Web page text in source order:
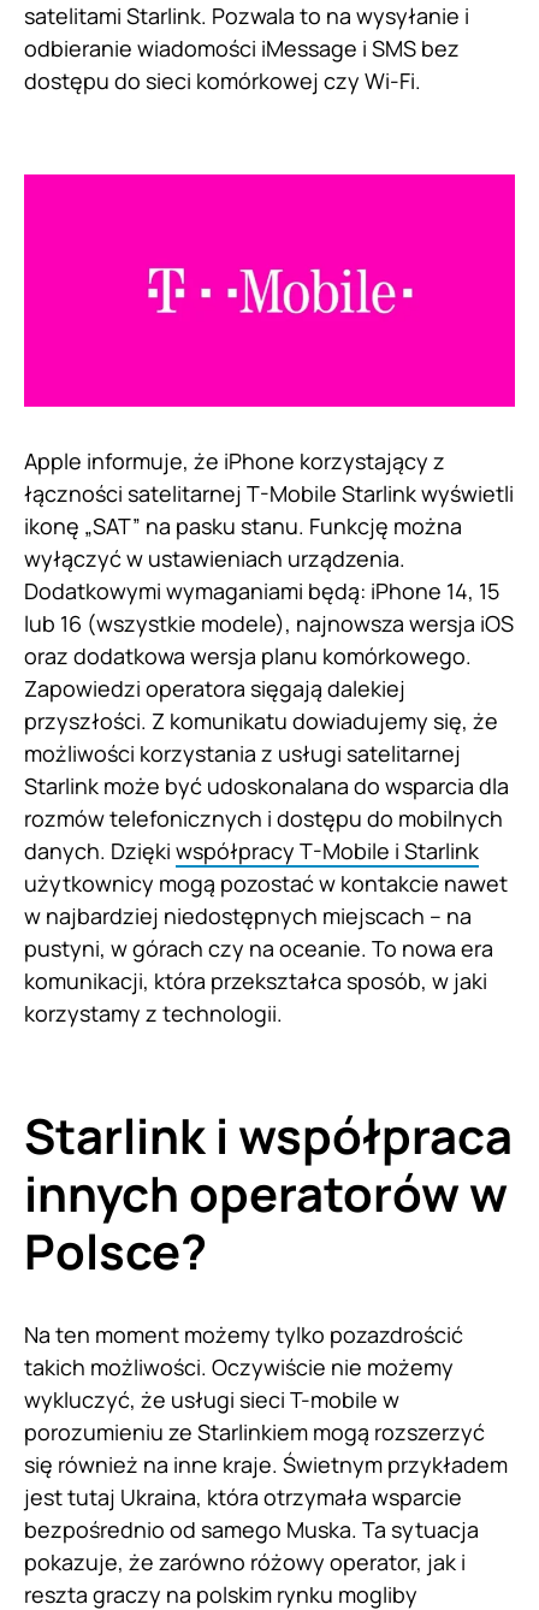
satelitami Starlink. Pozwala to na wysyłanie i
odbieranie wiadomości iMessage i SMS bez
dostępu do sieci komórkowej czy Wi-Fi.
Apple informuje, że iPhone korzystający z
łączności satelitarnej T-Mobile Starlink wyświetli
ikonę „SAT” na pasku stanu. Funkcję można
wyłączyć w ustawieniach urządzenia.
Dodatkowymi wymaganiami będą: iPhone 14, 15
lub 16 (wszystkie modele), najnowsza wersja iOS
oraz dodatkowa wersja planu komórkowego.
Zapowiedzi operatora sięgają dalekiej
przyszłości. Z komunikatu dowiadujemy się, że
możliwości korzystania z usługi satelitarnej
Starlink może być udoskonalana do wsparcia dla
rozmów telefonicznych i dostępu do mobilnych
danych. Dzięki współpracy T-Mobile i Starlink
użytkownicy mogą pozostać w kontakcie nawet
w najbardziej niedostępnych miejscach – na
pustyni, w górach czy na oceanie. To nowa era
komunikacji, która przekształca sposób, w jaki
korzystamy z technologii.
Starlink i współpraca
innych operatorów w
Polsce?
Na ten moment możemy tylko pozazdrościć
takich możliwości. Oczywiście nie możemy
wykluczyć, że usługi sieci T-mobile w
porozumieniu ze Starlinkiem mogą rozszerzyć
się również na inne kraje. Świetnym przykładem
jest tutaj Ukraina, która otrzymała wsparcie
bezpośrednio od samego Muska. Ta sytuacja
pokazuje, że zarówno różowy operator, jak i
reszta graczy na polskim rynku mogliby